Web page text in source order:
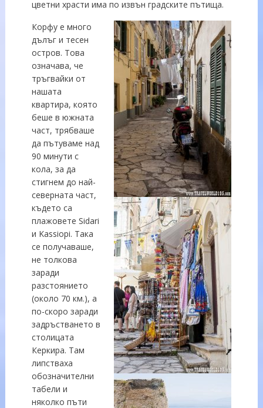
цветни храсти има по извън градските пътища.
Корфу е много
дълъг и тесен
остров. Това
означава, че
тръгвайки от
нашата
квартира, която
беше в южната
част, трябваше
да пътуваме над
90 минути с
кола, за да
стигнем до най-
северната част,
където са
плажовете Sidari
и Kassiopi. Така
се получаваше,
не толкова
заради
разстоянието
(около 70 км.), а
по-скоро заради
задръстването в
столицата
Керкира. Там
липстваха
обозначителни
табели и
няколко пъти